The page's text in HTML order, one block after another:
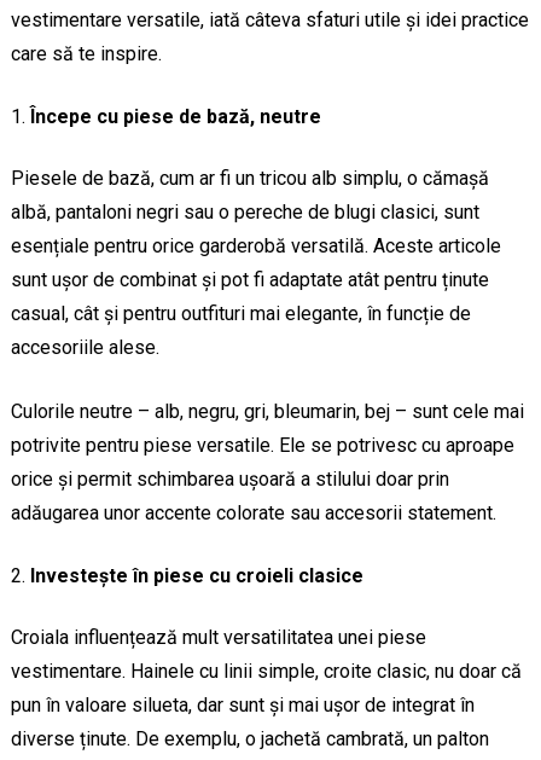
vestimentare versatile, iată câteva sfaturi utile și idei practice
care să te inspire.
Începe cu piese de bază, neutre
Piesele de bază, cum ar fi un tricou alb simplu, o cămașă
albă, pantaloni negri sau o pereche de blugi clasici, sunt
esențiale pentru orice garderobă versatilă. Aceste articole
sunt ușor de combinat și pot fi adaptate atât pentru ținute
casual, cât și pentru outfituri mai elegante, în funcție de
accesoriile alese.
Culorile neutre – alb, negru, gri, bleumarin, bej – sunt cele mai
potrivite pentru piese versatile. Ele se potrivesc cu aproape
orice și permit schimbarea ușoară a stilului doar prin
adăugarea unor accente colorate sau accesorii statement.
Investește în piese cu croieli clasice
Croiala influențează mult versatilitatea unei piese
vestimentare. Hainele cu linii simple, croite clasic, nu doar că
pun în valoare silueta, dar sunt și mai ușor de integrat în
diverse ținute. De exemplu, o jachetă cambrată, un palton